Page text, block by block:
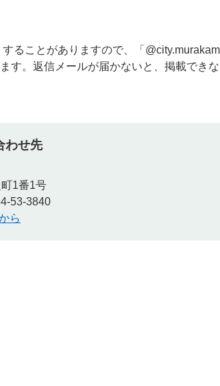
ることがありますので、「
す。返信メールが届かないと、掲載でき
わせ先
1番1号
53-3840
ら